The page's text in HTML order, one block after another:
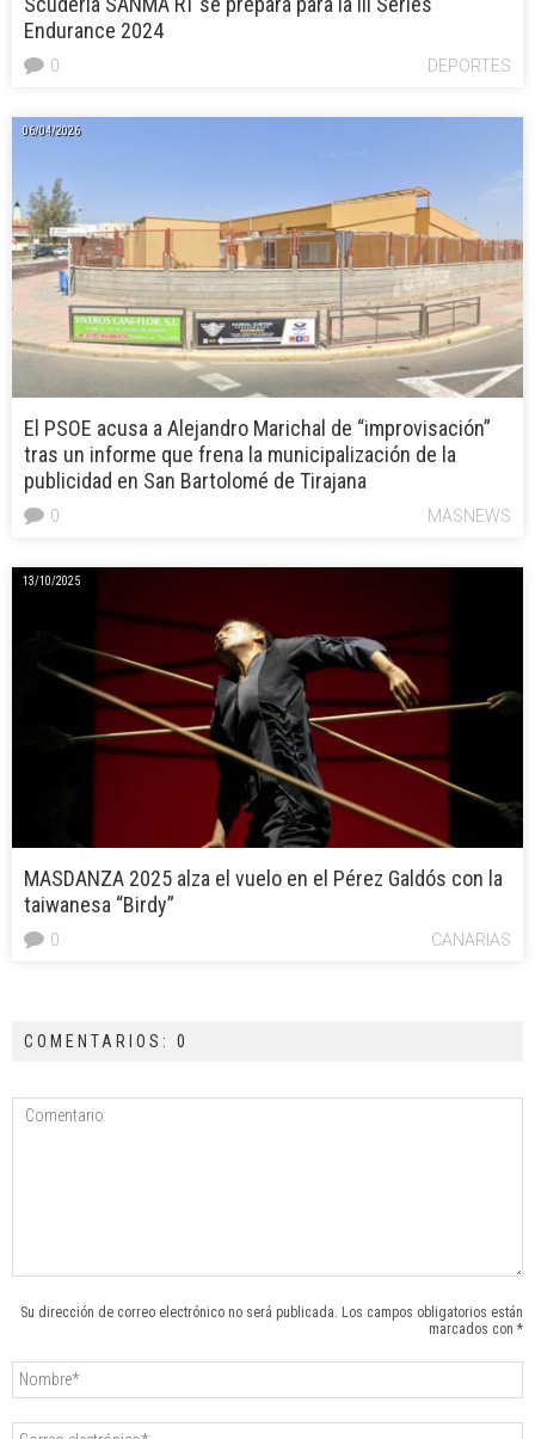
Endurance 2024
DEPORTES
0
06/04/2026
El PSOE acusa a Alejandro Marichal de “improvisación”
tras un informe que frena la municipalización de la
publicidad en San Bartolomé de Tirajana
MASNEWS
0
13/10/2025
MASDANZA 2025 alza el vuelo en el Pérez Galdós con la
taiwanesa “Birdy”
CANARIAS
0
COMENTARIOS: 0
Su dirección de correo electrónico no será publicada. Los campos obligatorios están
marcados con *